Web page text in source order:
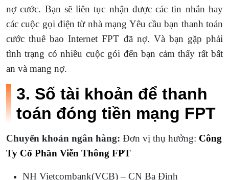
nợ cước. Bạn sẽ liên tục nhận được các tin nhắn hay
các cuộc gọi điện từ nhà mạng Yêu cầu bạn thanh toán
cước thuê bao Internet FPT đã nợ. Và bạn gặp phải
tình trạng có nhiều cuộc gói đến bạn cảm thấy rất bất
an và mang nợ.
3. Số tài khoản để thanh
toán đóng tiền mạng FPT
Chuyển khoản ngân hàng: Đơn vị thụ hưởng: Công
Ty Cổ Phần Viễn Thông FPT
NH Vietcombank(VCB) – CN Ba Đình